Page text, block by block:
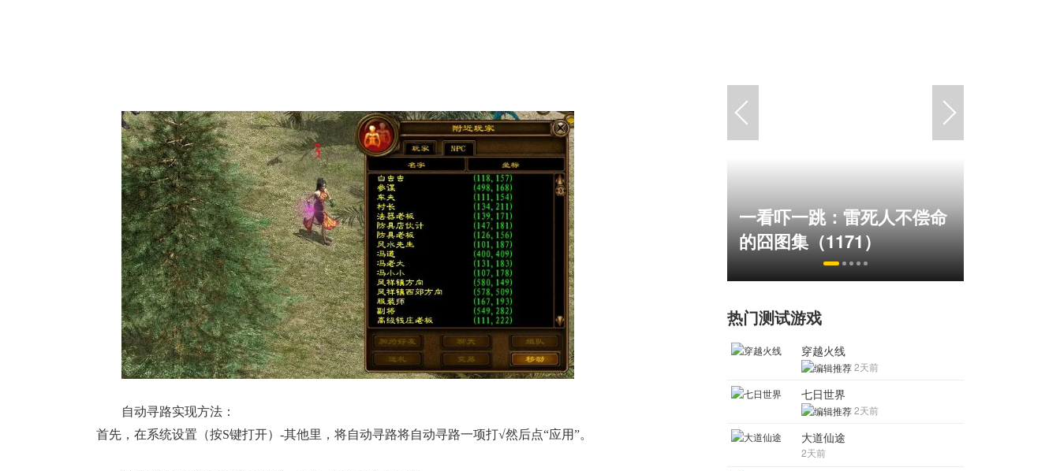
自动寻路实现方法：
首先，在系统设置（按S键打开）-其他里，将自动寻路将自动寻路一项打√然后点“应用”。
17周年庆典 争霸赛大区火
爆开启
一看吓一跳：雷死人不偿命
的囧图集（1171）
热门测试游戏
穿越火线
2天前
七日世界
2天前
大道仙途
2天前